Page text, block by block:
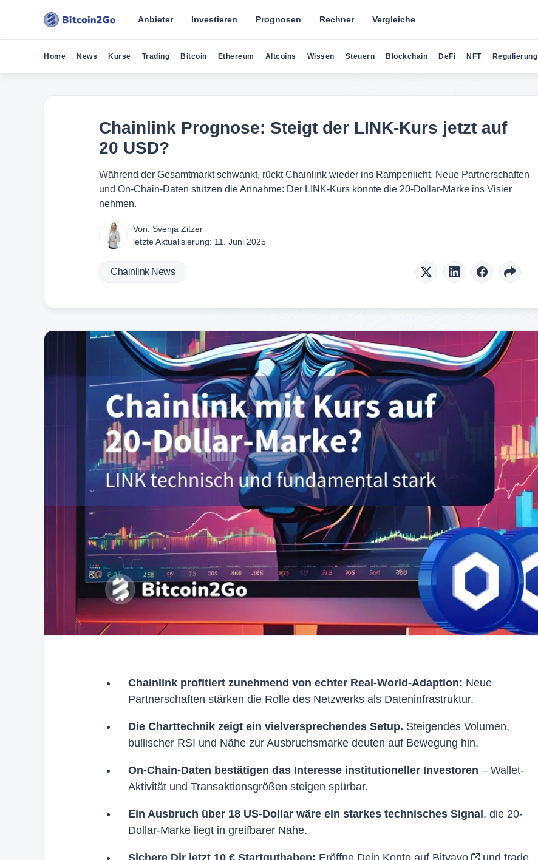
Anbieter Investieren Prognosen Rechner Vergleiche
Home News Kurse Trading Bitcoin Ethereum Altcoins Wissen Steuern Blockchain DeFi NFT Regulierung
Chainlink Prognose: Steigt der LINK-Kurs jetzt auf
20 USD?
Während der Gesamtmarkt schwankt, rückt Chainlink wieder ins Rampenlicht. Neue Partnerschaften
und On-Chain-Daten stützen die Annahme: Der LINK-Kurs könnte die 20-Dollar-Marke ins Visier
nehmen.
Von: Svenja Zitzer
letzte Aktualisierung: 11. Juni 2025
Chainlink News
Chainlink profitiert zunehmend von echter Real-World-Adaption: Neue
Partnerschaften stärken die Rolle des Netzwerks als Dateninfrastruktur.
Die Charttechnik zeigt ein vielversprechendes Setup. Steigendes Volumen,
bullischer RSI und Nähe zur Ausbruchsmarke deuten auf Bewegung hin.
On-Chain-Daten bestätigen das Interesse institutioneller Investoren – Wallet-
Aktivität und Transaktionsgrößen steigen spürbar.
Ein Ausbruch über 18 US-Dollar wäre ein starkes technisches Signal, die 20-
Dollar-Marke liegt in greifbarer Nähe.
Sichere Dir jetzt 10 € Startguthaben: Eröffne Dein Konto auf Bitvavo
und trade